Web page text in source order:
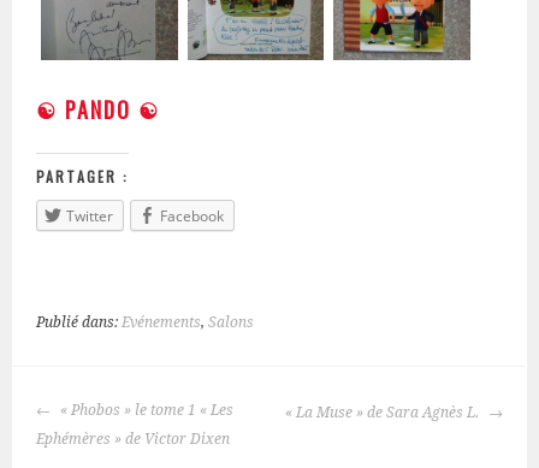
☯ PANDO ☯
PARTAGER :
Twitter
Facebook
Publié dans:Evénements,Salons
NAVIGATION
« Phobos » le tome 1 « Les
Ephémères » de Victor Dixen
« La Muse » de Sara Agnès L.